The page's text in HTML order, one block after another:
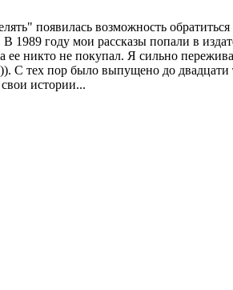
появилась возможность
В 1989 году мои рассказы попали в
ее никто не покупал. Я сильно
С тех пор было выпущено до
истории...